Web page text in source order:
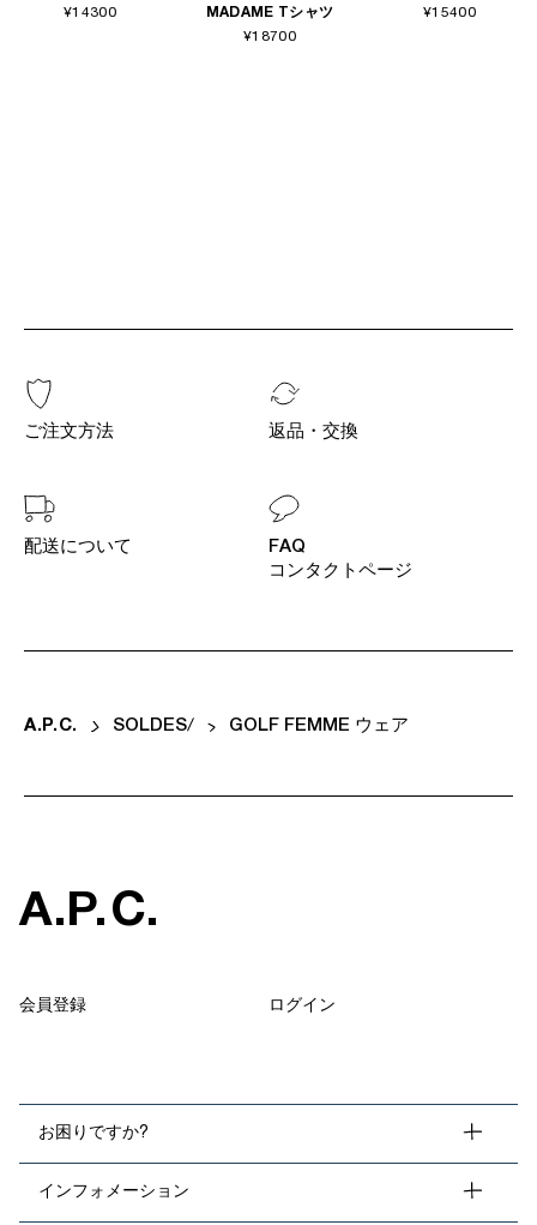
¥14300
MADAME Tシャツ
¥18700
¥15400
ご注文方法 返品・交換
配送について
FAQ
コンタクトページ
A. P. C. SOLDES GOLF FEMME ウェア
A.P.C.
会員登録 ログイン
お困りですか?
インフォメーション